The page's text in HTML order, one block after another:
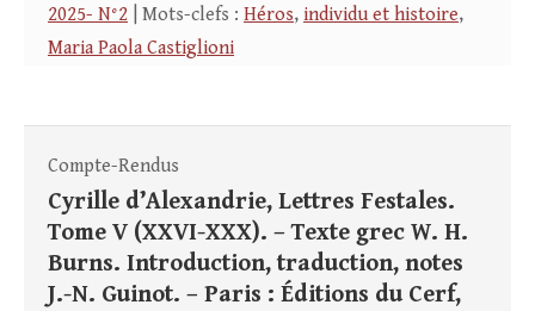
2025- N°2 | Mots-clefs : Héros, individu et histoire,
Maria Paola Castiglioni
Compte-Rendus
Cyrille d’Alexandrie, Lettres Festales.
Tome V (XXVI-XXX). – Texte grec W. H.
Burns. Introduction, traduction, notes
J.-N. Guinot. – Paris : Éditions du Cerf,